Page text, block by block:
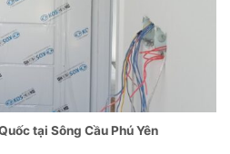
tại Sông Cầu Phú Yên